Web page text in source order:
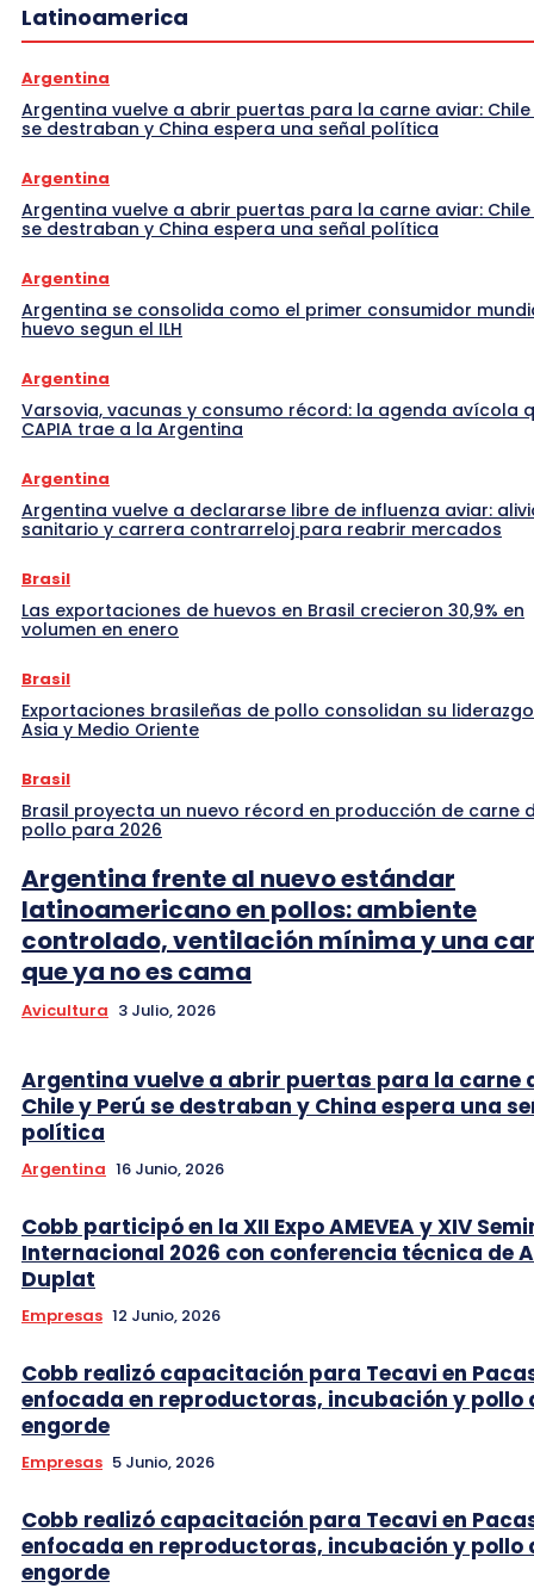
Latinoamerica
Argentina
Argentina vuelve a abrir puertas para la carne aviar: Chile
se destraban y China espera una señal política
Argentina
Argentina vuelve a abrir puertas para la carne aviar: Chile
se destraban y China espera una señal política
Argentina
Argentina se consolida como el primer consumidor
huevo segun el ILH
Argentina
Varsovia, vacunas y consumo récord: la agenda avícola
CAPIA trae a la Argentina
Argentina
Argentina vuelve a declararse libre de influenza aviar:
sanitario y carrera contrarreloj para reabrir mercados
Brasil
Las exportaciones de huevos en Brasil crecieron 30,9% en
volumen en enero
Brasil
Exportaciones brasileñas de pollo consolidan su
Asia y Medio Oriente
Brasil
Brasil proyecta un nuevo récord en producción de carne
pollo para 2026
Argentina frente al nuevo estándar
latinoamericano en pollos: ambiente
controlado, ventilación mínima y una
que ya no es cama
Avicultura 3 Julio, 2026
Argentina vuelve a abrir puertas para la carne
Chile y Perú se destraban y China espera una
política
Argentina 16 Junio, 2026
Cobb participó en la XII Expo AMEVEA y XIV
Internacional 2026 con conferencia técnica de
Duplat
Empresas 12 Junio, 2026
Cobb realizó capacitación para Tecavi en
enfocada en reproductoras, incubación y pollo
engorde
Empresas 5 Junio, 2026
Cobb realizó capacitación para Tecavi en
enfocada en reproductoras, incubación y pollo
engorde